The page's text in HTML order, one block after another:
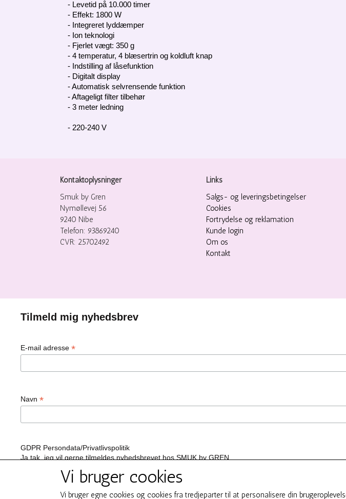
- Levetid på 10.000 timer
- Effekt: 1800 W
- Integreret lyddæmper
- Ion teknologi
- Fjerlet vægt: 350 g
- 4 temperatur, 4 blæsertrin og koldluft knap
- Indstilling af låsefunktion
- Digitalt display
- Automatisk selvrensende funktion
- Aftageligt filter tilbehør
- 3 meter ledning
- 220-240 V
Kontaktoplysninger
Smuk by Gren
Nymøllevej 56
9240 Nibe
Telefon: 93869240
CVR: 25702492
Links
Salgs- og leveringsbetingelser
Cookies
Fortrydelse og reklamation
Kunde login
Om os
Kontakt
Vi bruger cookies
Vi bruger egne cookies og cookies fra tredjeparter til at personalisere din
Tilmeld mig nyhedsbrev
E-mail adresse*
Navn*
GDPR Persondata/Privatlivspolitik
Ja tak, jeg vil gerne tilmeldes nyhedsbrevet hos SMUK by GREN
Du kan til enhver tid afmelde dig ved at klikke på linket i bundfoden af ​​vores e-mails. For